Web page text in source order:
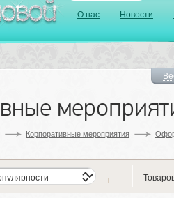
О нас Новости
Корпоративные мероприятия